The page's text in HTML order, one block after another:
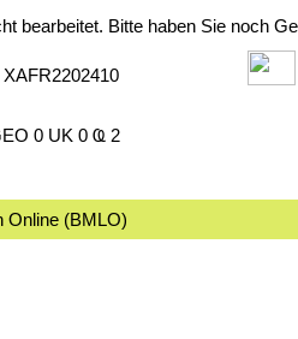
bearbeitet. Bitte haben Sie noch
XAFR2202410
0 UK 0 Ҩ 2
Online (BMLO)